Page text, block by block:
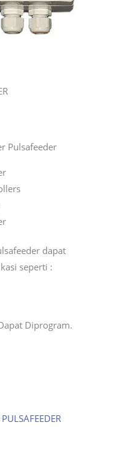
Pulsafeeder
dapat
seperti :
Diprogram.